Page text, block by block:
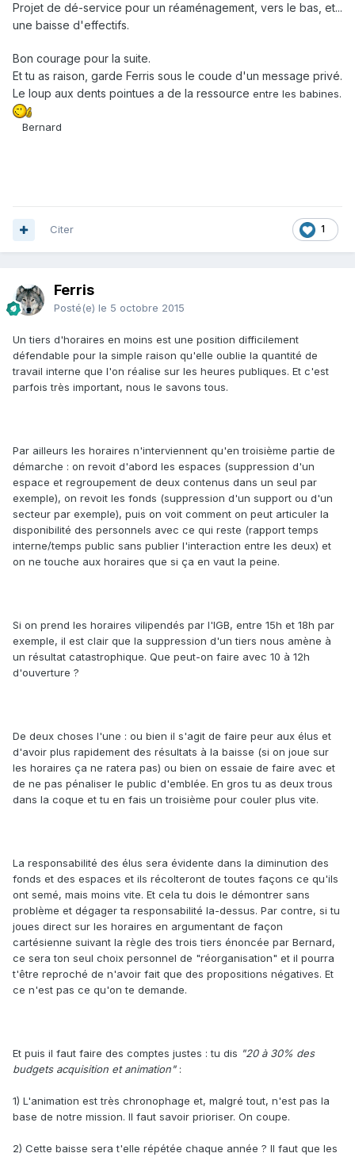
Projet de dé-service pour un réaménagement, vers le bas, et...
une baisse d'effectifs.
Bon courage pour la suite.
Et tu as raison, garde Ferris sous le coude d'un message privé.
Le loup aux dents pointues a de la ressource entre les babines.
Bernard
1
Citer
Ferris
Posté(e) le 5 octobre 2015
Un tiers d'horaires en moins est une position difficilement
défendable pour la simple raison qu'elle oublie la quantité de
travail interne que l'on réalise sur les heures publiques. Et c'est
parfois très important, nous le savons tous.
Par ailleurs les horaires n'interviennent qu'en troisième partie de
démarche : on revoit d'abord les espaces (suppression d'un
espace et regroupement de deux contenus dans un seul par
exemple), on revoit les fonds (suppression d'un support ou d'un
secteur par exemple), puis on voit comment on peut articuler la
disponibilité des personnels avec ce qui reste (rapport temps
interne/temps public sans publier l'interaction entre les deux) et
on ne touche aux horaires que si ça en vaut la peine.
Si on prend les horaires vilipendés par l'IGB, entre 15h et 18h par
exemple, il est clair que la suppression d'un tiers nous amène à
un résultat catastrophique. Que peut-on faire avec 10 à 12h
d'ouverture ?
De deux choses l'une : ou bien il s'agit de faire peur aux élus et
d'avoir plus rapidement des résultats à la baisse (si on joue sur
les horaires ça ne ratera pas) ou bien on essaie de faire avec et
de ne pas pénaliser le public d'emblée. En gros tu as deux trous
dans la coque et tu en fais un troisième pour couler plus vite.
La responsabilité des élus sera évidente dans la diminution des
fonds et des espaces et ils récolteront de toutes façons ce qu'ils
ont semé, mais moins vite. Et cela tu dois le démontrer sans
problème et dégager ta responsabilité la-dessus. Par contre, si tu
joues direct sur les horaires en argumentant de façon
cartésienne suivant la règle des trois tiers énoncée par Bernard,
ce sera ton seul choix personnel de "réorganisation" et il pourra
t'être reproché de n'avoir fait que des propositions négatives. Et
ce n'est pas ce qu'on te demande.
Et puis il faut faire des comptes justes : tu dis "20 à 30% des
budgets acquisition et animation":
1) L'animation est très chronophage et, malgré tout, n'est pas la
base de notre mission. Il faut savoir prioriser. On coupe.
2) Cette baisse sera t'elle répétée chaque année ? Il faut que les